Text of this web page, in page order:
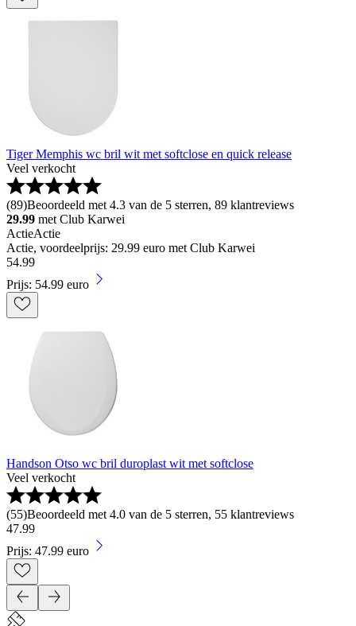
Tiger Memphis wc bril wit met softclose en quick release
Veel verkocht
(89)Beoordeeld met 4.3 van de 5 sterren, 89 klantreviews
29.99 met Club Karwei
ActieActie
Actie, voordeelprijs: 29.99 euro met Club Karwei
54.99
Prijs: 54.99 euro
Handson Otso wc bril duroplast wit met softclose
Veel verkocht
(55)Beoordeeld met 4.0 van de 5 sterren, 55 klantreviews
47.99
Prijs: 47.99 euro